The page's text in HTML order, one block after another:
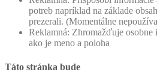
potreb napríklad na základe
prezerali. (Momentálne
Reklamná: Zhromažďuje
ako je meno a poloha
Táto stránka bude